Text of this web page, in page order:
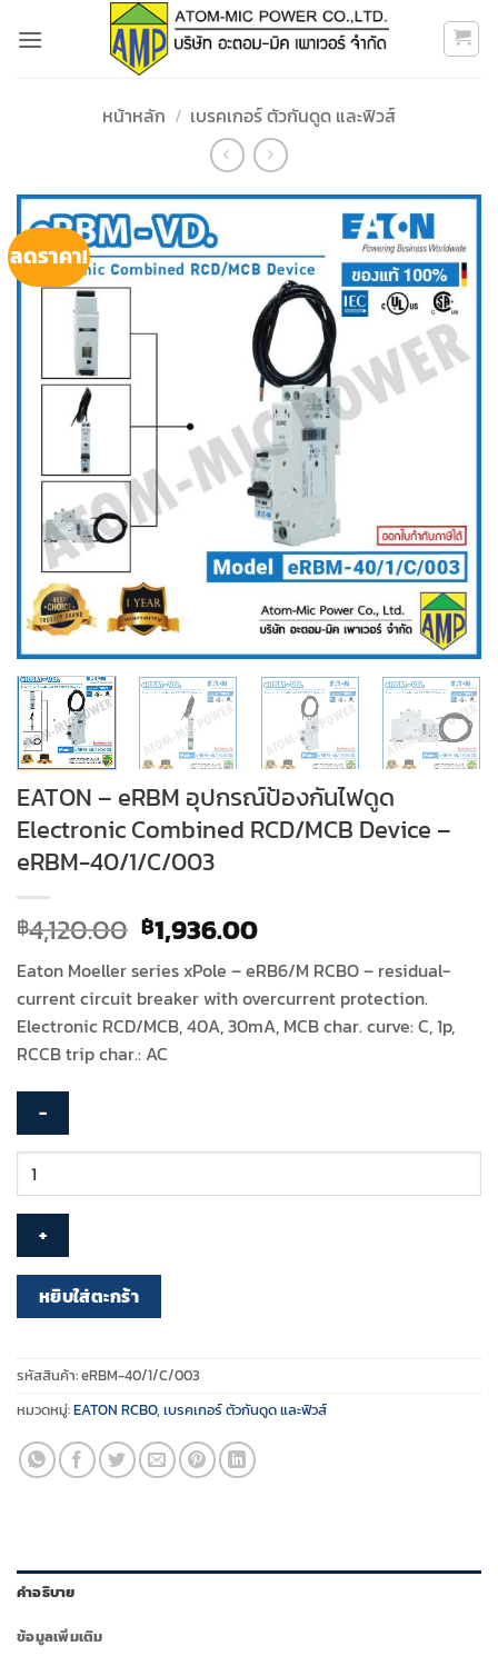
หน้าหลัก / เบรคเกอร์ ตัวกันดูด และฟิวส์
ลดราคา!
EATON – eRBM อุปกรณ์ป้องกันไฟดูด
Electronic Combined RCD/MCB Device –
eRBM-40/1/C/003
฿4,120.00 Original
price
was:
฿4,120.00.
฿1,936.00Current
price
is:
฿1,936.00.
Eaton Moeller series xPole – eRB6/M RCBO – residual-
current circuit breaker with overcurrent protection.
Electronic RCD/MCB, 40A, 30mA, MCB char. curve: C, 1p,
RCCB trip char.: AC
จำนวน
EATON
-
eRBM
อุปกรณ์
ป้องกัน
ไฟ
Electronic
Combined
RCD/MCB
Device
-
หยิบใส่ตะกร้า
รหัสสินค้า:eRBM-40/1/C/003
หมวดหมู่:EATON RCBO, เบรคเกอร์ ตัวกันดูด และฟิวส์
คำอธิบาย
ข้อมูลเพิ่มเติม